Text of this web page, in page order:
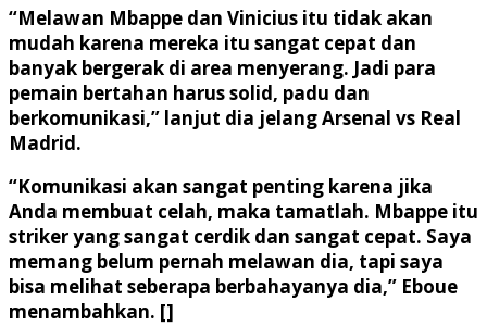
“Melawan Mbappe dan Vinicius itu tidak akan
mudah karena mereka itu sangat cepat dan
banyak bergerak di area menyerang. Jadi para
pemain bertahan harus solid, padu dan
berkomunikasi,” lanjut dia jelang Arsenal vs Real
Madrid.
“Komunikasi akan sangat penting karena jika
Anda membuat celah, maka tamatlah. Mbappe itu
striker yang sangat cerdik dan sangat cepat. Saya
memang belum pernah melawan dia, tapi saya
bisa melihat seberapa berbahayanya dia,” Eboue
menambahkan. []